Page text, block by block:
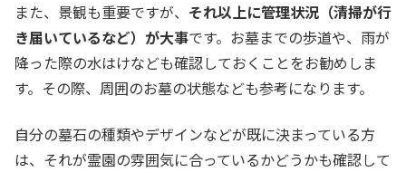
また、景観も重要ですが、 それ以上に管理状況（清掃が行
き届いているなど）が大事です。お墓までの歩道や、雨が
降った際の水はけなども確認しておくことをお勧めしま
す。その際、周囲のお墓の状態なども参考になります。
自分の墓石の種類やデザインなどが既に決まっている方
は、それが霊園の雰囲気に合っているかどうかも確認して